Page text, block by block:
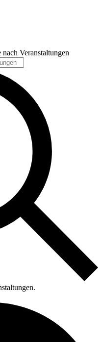
Veranstaltungen